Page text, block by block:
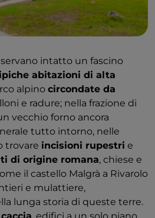
intatto un fascino
abitazioni di alta
alpino circondate da
e radure; nella frazione di
vecchio forno ancora
tutto intorno, nelle
trovare incisioni rupestri e
di origine romana, chiese e
il castello Malgrà a Rivarolo
e mulattiere,
lunga storia di queste terre.